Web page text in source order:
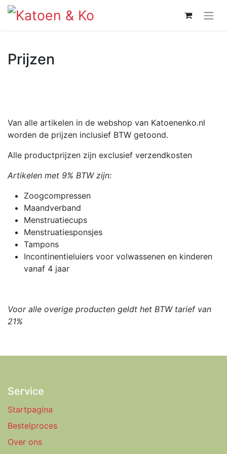
Prijzen
Van alle artikelen in de webshop van Katoenenko.nl
worden de prijzen inclusief BTW getoond.
Alle productprijzen zijn exclusief verzendkosten
Artikelen met 9% BTW zijn:
Zoogcompressen
Maandverband
Menstruatiecups
Menstruatiesponsjes
Tampons
Incontinentieluiers voor volwassenen en kinderen
vanaf 4 jaar
Voor alle overige producten geldt het BTW tarief van
21%
Service
Startpagina
Bestelproces
Over ons